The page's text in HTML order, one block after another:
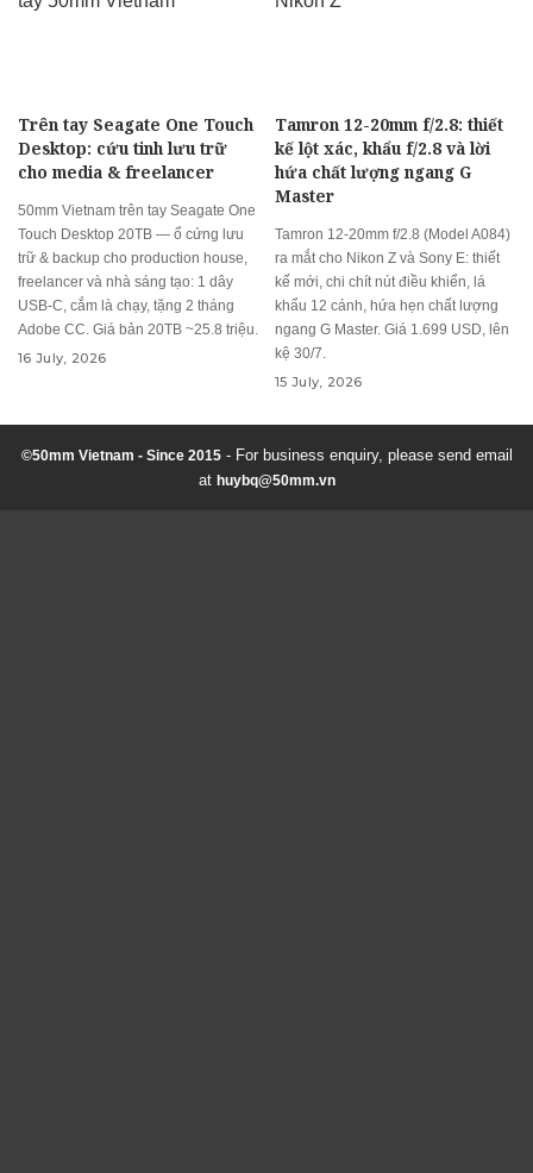
Trên tay Seagate One Touch
Desktop: cứu tinh lưu trữ
cho media & freelancer
50mm Vietnam trên tay Seagate One
Touch Desktop 20TB — ổ cứng lưu
trữ & backup cho production house,
freelancer và nhà sáng tạo: 1 dây
USB-C, cắm là chạy, tặng 2 tháng
Adobe CC. Giá bản 20TB ~25.8 triệu.
16 July, 2026
Tamron 12-20mm f/2.8: thiết
kế lột xác, khẩu f/2.8 và lời
hứa chất lượng ngang G
Master
Tamron 12-20mm f/2.8 (Model A084)
ra mắt cho Nikon Z và Sony E: thiết
kế mới, chi chít nút điều khiển, lá
khẩu 12 cánh, hứa hẹn chất lượng
ngang G Master. Giá 1.699 USD, lên
kệ 30/7.
15 July, 2026
©50mm Vietnam - Since 2015- For business enquiry, please send email
at huybq@50mm.vn